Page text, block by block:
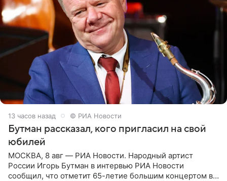
13 часов назад © РИА Новости
Бутман рассказал, кого пригласил на свой
юбилей
МОСКВА, 8 авг — РИА Новости. Народный артист
России Игорь Бутман в интервью РИА Новости
сообщил, что отметит 65-летие большим концертом в